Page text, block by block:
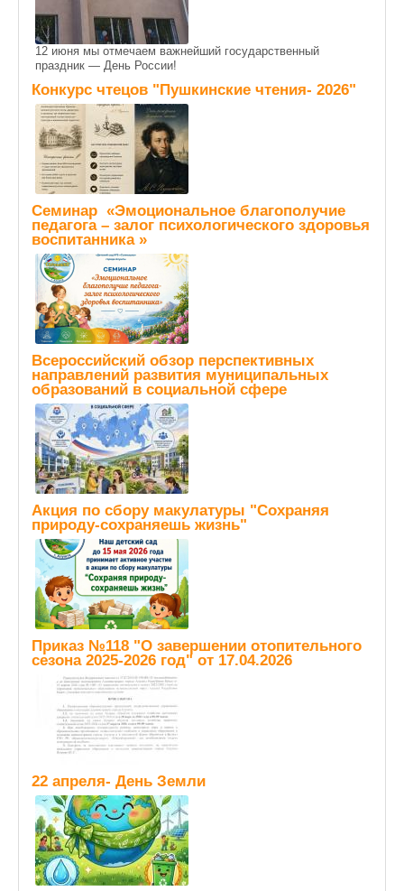
12 июня мы отмечаем важнейший государственный
праздник — День России!
Конкурс чтецов "Пушкинские чтения- 2026"
Семинар «Эмоциональное благополучие
педагога – залог психологического здоровья
воспитанника »
Всероссийский обзор перспективных
направлений развития муниципальных
образований в социальной сфере
Акция по сбору макулатуры "Сохраняя
природу-сохраняешь жизнь"
Приказ №118 "О завершении отопительного
сезона 2025-2026 год" от 17.04.2026
22 апреля- День Земли